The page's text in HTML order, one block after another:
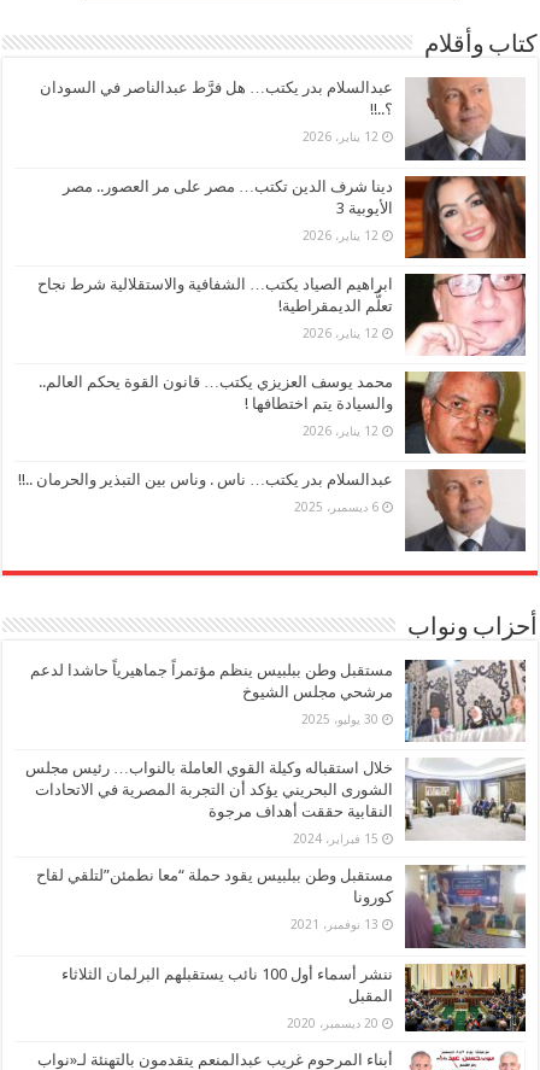
كتاب وأقلام
عبدالسلام بدر يكتب… هل فرَّط عبدالناصر في السودان
؟..!!
12 يناير، 2026
دينا شرف الدين تكتب… مصر على مر العصور.. مصر
الأيوبية 3
12 يناير، 2026
ابراهيم الصياد يكتب… الشفافية والاستقلالية شرط نجاح
تعلُّم الديمقراطية!
12 يناير، 2026
محمد يوسف العزيزي يكتب… قانون القوة يحكم العالم..
والسيادة يتم اختطافها !
12 يناير، 2026
عبدالسلام بدر يكتب… ناس . وناس بين التبذير والحرمان ..!!
6 ديسمبر، 2025
أحزاب ونواب
مستقبل وطن ببلبيس ينظم مؤتمراً جماهيرياً حاشدا لدعم
مرشحي مجلس الشيوخ
30 يوليو، 2025
خلال استقباله وكيلة القوي العاملة بالنواب… رئيس مجلس
الشورى البحريني يؤكد أن التجربة المصرية في الاتحادات
النقابية حققت أهداف مرجوة
15 فبراير، 2024
مستقبل وطن ببلبيس يقود حملة “معا نطمئن”لتلقي لقاح
كورونا
13 نوفمبر، 2021
ننشر أسماء أول 100 نائب يستقبلهم البرلمان الثلاثاء
المقبل
20 ديسمبر، 2020
أبناء المرحوم غريب عبدالمنعم يتقدمون بالتهنئة لـ«نواب